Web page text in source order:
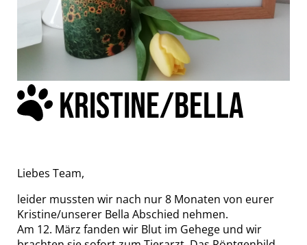
KRISTINE/BELLA
Liebes Team,
leider mussten wir nach nur 8 Monaten von eurer
Kristine/unserer Bella Abschied nehmen.
Am 12. März fanden wir Blut im Gehege und wir